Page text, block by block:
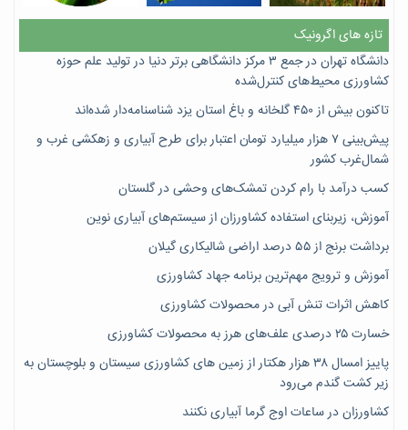
تازه های اگرونیک
دانشگاه تهران در جمع ۳ مرکز دانشگاهی برتر دنیا در تولید علم حوزه
کشاورزی محیط‌های کنترل‌شده
تاکنون بیش از ۴۵۰ گلخانه و باغ استان یزد شناسنامه‌دار شده‌اند
پیش‌بینی ۷‌ هزار میلیارد تومان اعتبار برای طرح آبیاری و زهکشی غرب و
شمال‌غرب کشور
کسب درآمد با رام کردن تمشک‌های وحشی در گلستان
آموزش، زیربنای استفاده کشاورزان از سیستم‌های آبیاری نوین
برداشت برنج از ۵۵ درصد اراضی شالیکاری گیلان
آموزش و ترویج مهم‌ترین برنامه جهاد کشاورزی
کاهش اثرات تنش آبی در محصولات کشاورزی
خسارت ۲۵ درصدی علف‌های هرز به محصولات کشاورزی
پاییز امسال ۳۸ هزار هکتار از زمین های کشاورزی سیستان و بلوچستان به
زیر کشت گندم می‌رود
کشاورزان در ساعات اوج گرما آبیاری نکنند